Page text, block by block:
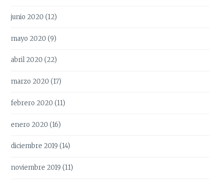
junio 2020 (12)
mayo 2020 (9)
abril 2020 (22)
marzo 2020 (17)
febrero 2020 (11)
enero 2020 (16)
diciembre 2019 (14)
noviembre 2019 (11)